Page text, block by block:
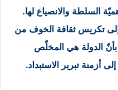
السلطة والانصياع لها.
تكريس ثقافة الخوف من
بأنّ الدولة هي المخلّص
أزمنة تبرير الاستبداد.